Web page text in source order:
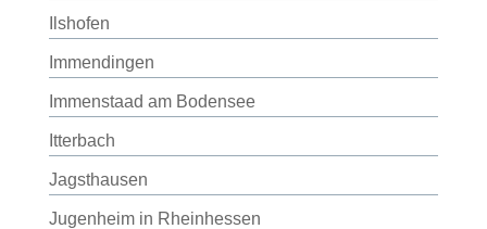
Ilshofen
Immendingen
Immenstaad am Bodensee
Itterbach
Jagsthausen
Jugenheim in Rheinhessen